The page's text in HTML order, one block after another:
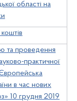
області на
та проведення
практичної
в час нових
10 грудня 2019